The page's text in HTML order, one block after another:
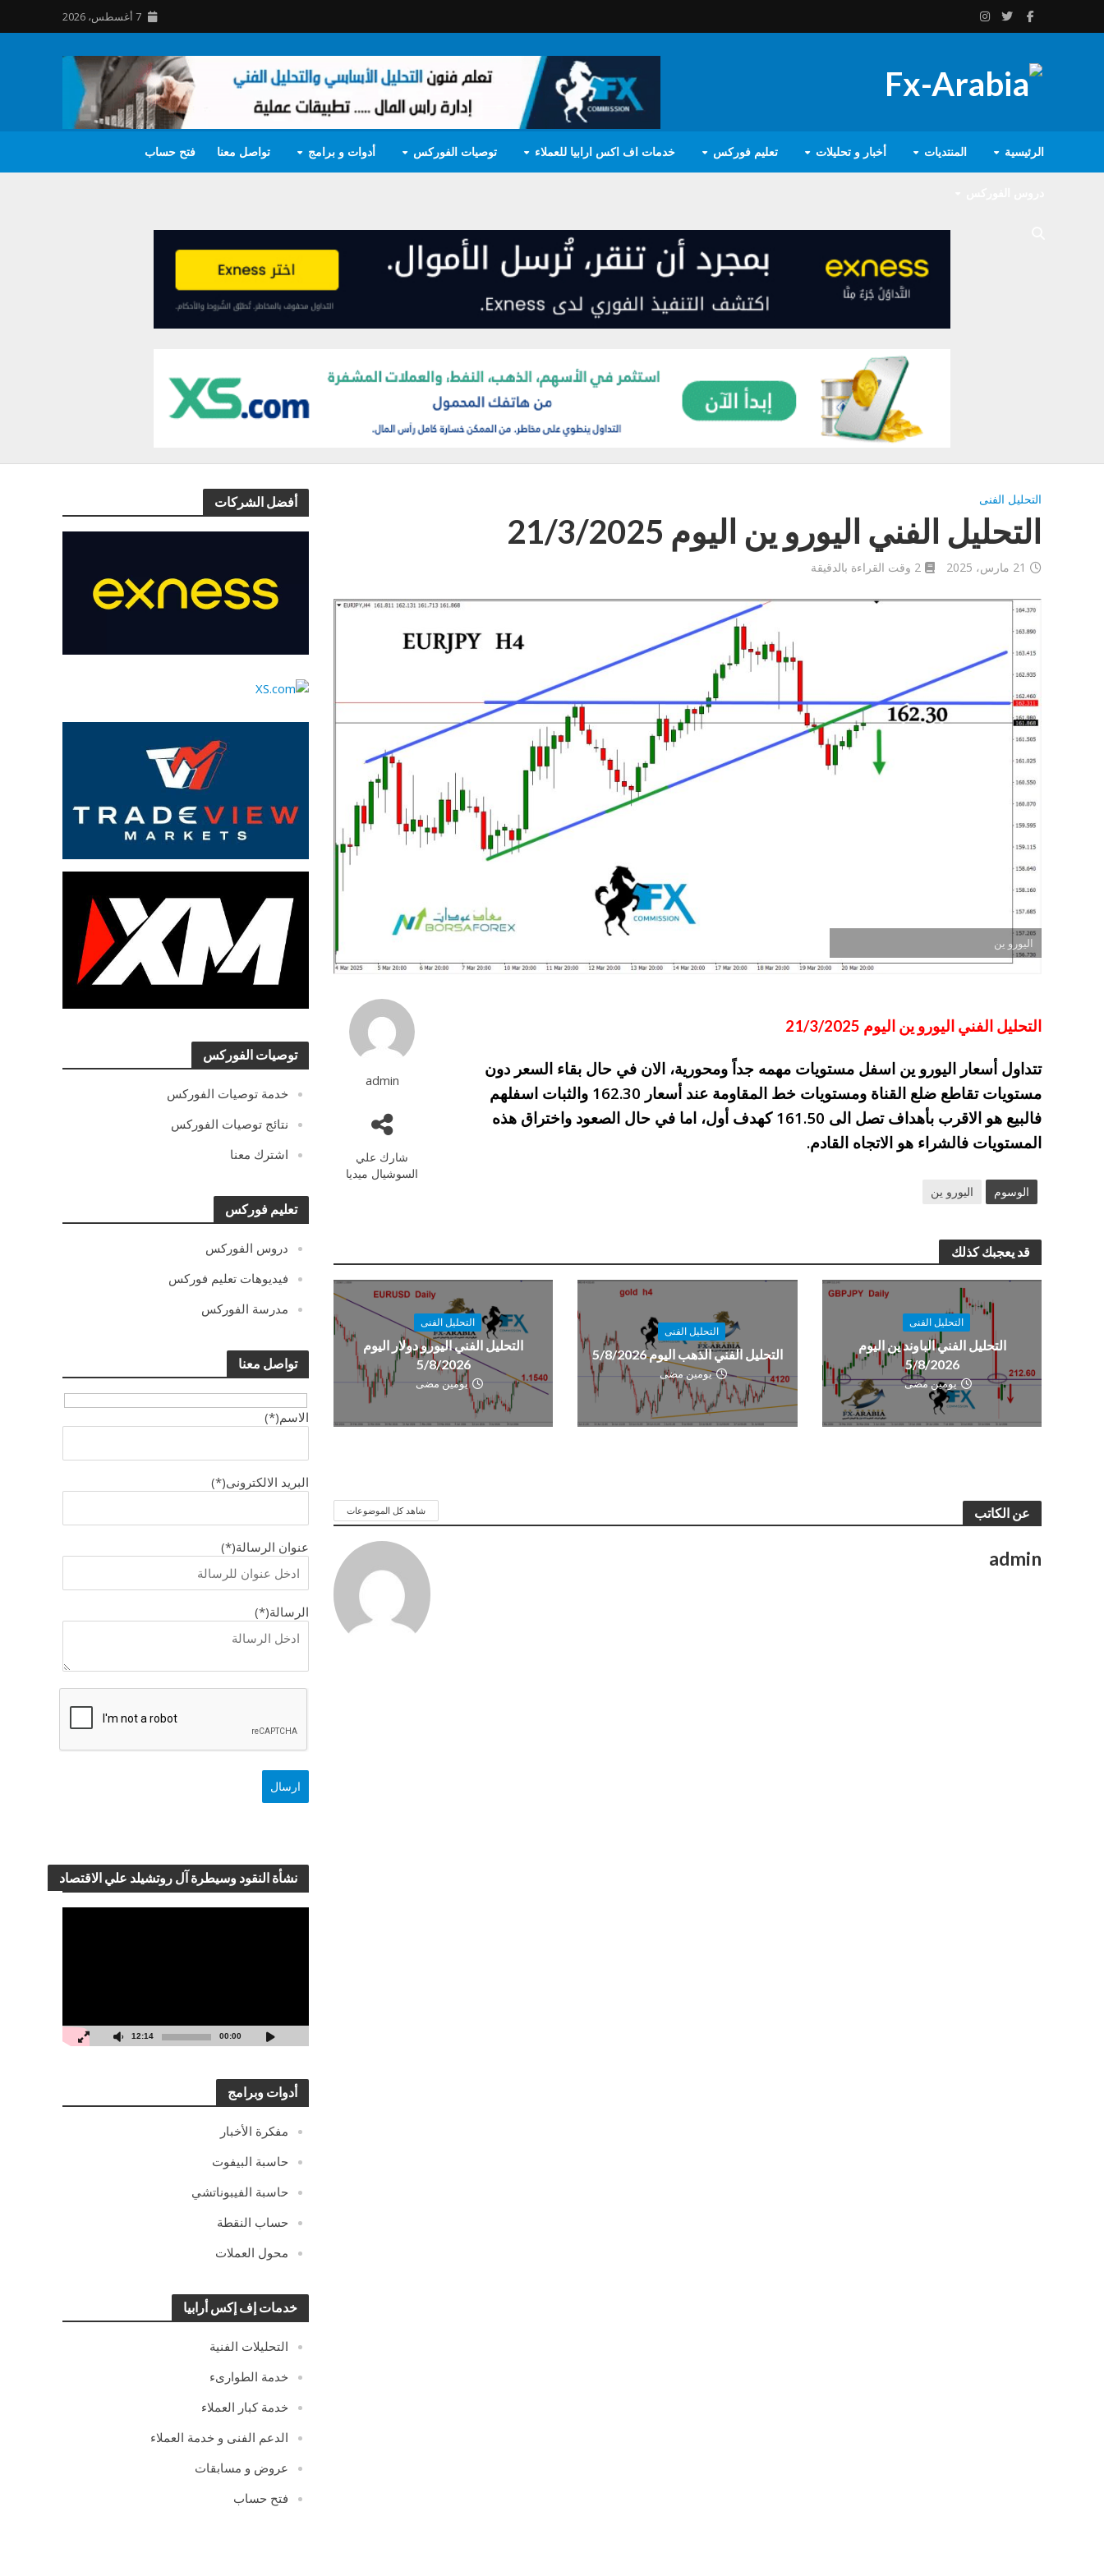
7 أغسطس، 2026
الرئيسية المنتديات أخبار و تحليلات تعليم فوركس خدمات اف اكس ارابيا للعملاء توصيات الفوركس أدوات و برامج تواصل معنا فتح حساب
أفضل الشركات
توصيات الفوركس
خدمة توصيات الفوركس
نتائج توصيات الفوركس
اشترك معنا
تعليم فوركس
دروس الفوركس
فيديوهات تعليم فوركس
مدرسة الفوركس
تواصل معنا
الاسم(*)
البريد الالكترونى(*)
عنوان الرسالة(*)
الرسالة(*)
نشأة النقود وسيطرة آل روتشيلد علي الاقتصاد
00:00
12:14
أدوات وبرامج
مفكرة الأخبار
حاسبة البيفوت
حاسبة الفيبوناتشي
حساب النقطة
محول العملات
خدمات إف إكس أرابيا
التحليلات الفنية
خدمة الطوارىء
خدمة كبار العملاء
الدعم الفنى و خدمة العملاء
عروض و مسابقات
فتح حساب
التحليل الفنى
التحليل الفني اليورو ين اليوم 21/3/2025
21 مارس، 2025 2 وقت القراءة بالدقيقة
اليورو ين
admin
شارك علي
السوشيال ميديا
التحليل الفني اليورو ين اليوم 21/3/2025
تتداول أسعار اليورو ين اسفل مستويات مهمه جداً ومحورية، الان في حال بقاء السعر دون
مستويات تقاطع ضلع القناة ومستويات خط المقاومة عند أسعار 162.30 والثبات اسفلهم
فالبيع هو الاقرب بأهداف تصل الى 161.50 كهدف أول، اما في حال الصعود واختراق هذه
المستويات فالشراء هو الاتجاه القادم.
الوسوم اليورو ين
قد يعجبك كذلك
التحليل الفنى
التحليل الفني الباوند ين اليوم
5/8/2026
يومين مضى
التحليل الفنى
التحليل الفني الذهب اليوم 5/8/2026
يومين مضى
التحليل الفنى
التحليل الفني اليورو دولار اليوم
5/8/2026
يومين مضى
عن الكاتب شاهد كل الموضوعات
admin